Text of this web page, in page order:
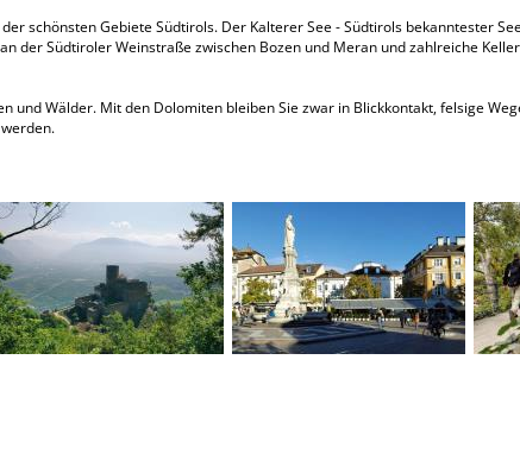
schönsten Gebiete Südtirols. Der Kalterer See - Südtirols bekanntester
der Südtiroler Weinstraße zwischen Bozen und Meran und zahlreiche
Wälder. Mit den Dolomiten bleiben Sie zwar in Blickkontakt, felsige